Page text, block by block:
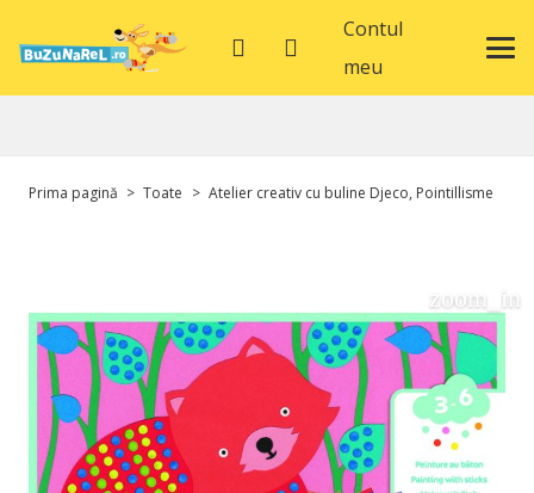
Contul
meu
Prima pagină > Toate > Atelier creativ cu buline Djeco, Pointillisme